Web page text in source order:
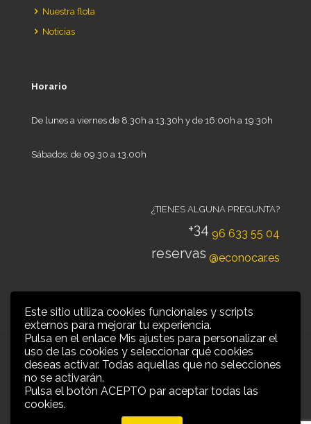
Este sitio utiliza cookies funcionales y scripts
externos para mejorar tu experiencia.
Pulsa en el enlace Mis ajustes para personalizar el
uso de las cookies y seleccionar qué cookies
deseas activar. Todas aquellas que no selecciones
no se activarán.
Pulsa el botón ACEPTO par aceptar todas las
cookies.
Nuestra flota
Noticias
Horario
De lunes a viernes de 8.30h a 13.30h y de 16:00h a 19:30h
Sábados: de 09.30 a 13.00h
¿TIENES ALGUNA PREGUNTA?
+34 96 633 55 04
reservas @econocar.es
Grow Up Mobility | Aviso legal y privacidad|Condiciones